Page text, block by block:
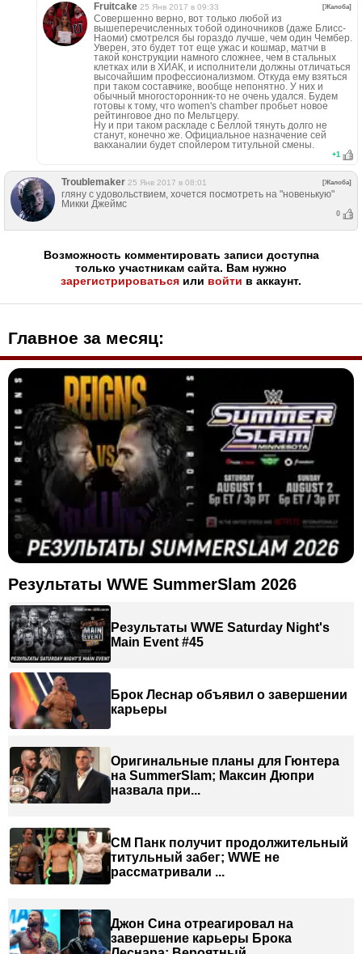
Fruitcake 25 Янв 2017 в 09:33 [Жалоба]
Совершенно верно, вот только любой из
вышеперечисленных тобой одиночников (даже Блисс-
Наоми) смотрелся бы гораздо лучше, чем один Чембер.
Уверен, это будет тот еще ужас и кошмар, матчи в
такой конструкции намного сложнее, чем в стальных
клетках или в ХИАК, и исполнители должны отличаться
высочайшим профессионализмом. Откуда ему взяться
при таком составчике, вообще непонятно. У них и
обычный многосторонник-то не очень удался. Будем
готовы к тому, что women's chamber пробьет новое
рейтинговое дно по Мельтцеру.
Ну и при таком раскладе с Беллой тянуть долго не
станут, конечно же. Официальное назначение сей
вакханалии будет спойлером титульной смены.
+1
Troublemaker 25 Янв 2017 в 08:01 [Жалоба]
гляну с удовольствием, хочется посмотреть на "новенькую"
Микки Джеймс
0
Возможность комментировать записи доступна
только участникам сайта. Вам нужно
зарегистрироваться или войти в аккаунт.
Главное за месяц:
Результаты WWE SummerSlam 2026
Результаты WWE Saturday Night's
Main Event #45
Брок Леснар объявил о завершении
карьеры
Оригинальные планы для Гюнтера
на SummerSlam; Максин Дюпри
назвала при...
СМ Панк получит продолжительный
титульный забег; WWE не
рассматривали ...
Джон Сина отреагировал на
завершение карьеры Брока